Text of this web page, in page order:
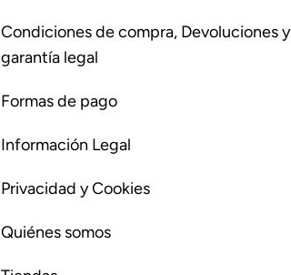
Condiciones de compra, Devoluciones y
garantía legal
Formas de pago
Información Legal
Privacidad y Cookies
Quiénes somos